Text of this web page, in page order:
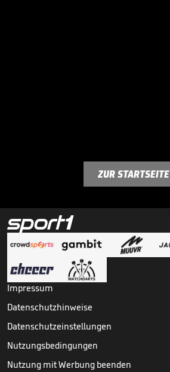
ZUR STARTSEITE
Impressum
Datenschutzhinweise
Datenschutzeinstellungen
Nutzungsbedingungen
Nutzung mit Werbung beenden